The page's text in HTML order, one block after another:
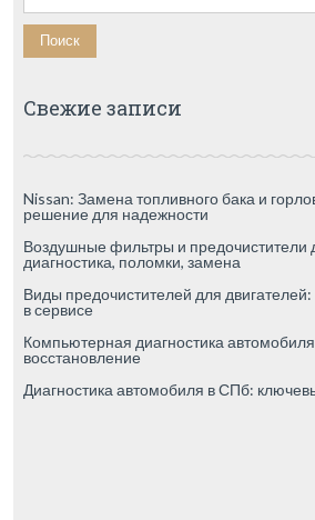
Свежие записи
Nissan: Замена топливного бака и
решение для надежности
Воздушные фильтры и предочистители
диагностика, поломки, замена
Виды предочистителей для
в сервисе
Компьютерная диагностика
восстановление
Диагностика автомобиля в СПб: